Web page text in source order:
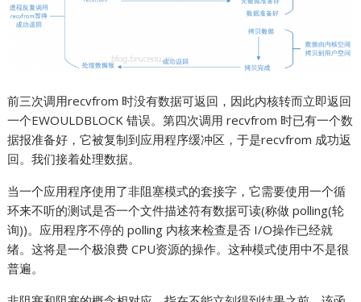
前三次调用recvfrom 时没有数据可返回，因此内核转而立即返回
一个EWOULDBLOCK 错误。第四次调用 recvfrom 时已有一个数
据报准备好，它被复制到应用程序缓冲区，于是recvfrom 成功返
回。我们接着处理数据。
当一个应用程序使用了非阻塞模式的套接字，它需要使用一个循
环来不听的测试是否一个文件描述符有数据可读(称做 polling(轮
询))。应用程序不停的 polling 内核来检查是否 I/O操作已经就
绪。这将是一个极浪费 CPU资源的操作。这种模式使用中不是很
普遍。